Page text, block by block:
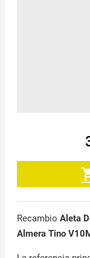
Recambio Aleta
Almera Tino